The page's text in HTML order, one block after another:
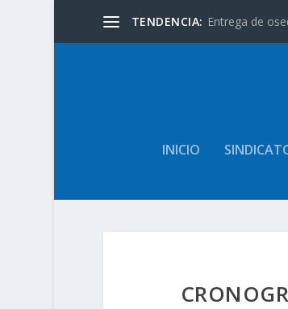
TENDENCIA: Entrega de
INICIO